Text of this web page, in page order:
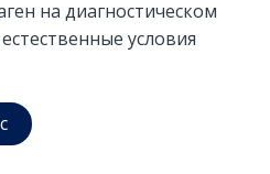
на диагностическом
условия